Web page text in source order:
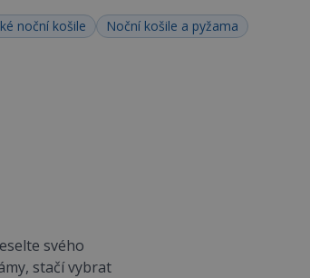
noční košile
Noční košile a pyžama
svého
stačí vybrat